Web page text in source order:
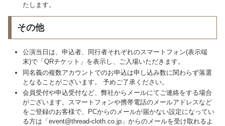
たします。
その他
公演当日は、申込者、同行者それぞれのスマートフォン(表示端
末)で「QRチケット」を表示し、ご入場いただきます。
同名義の複数アカウントでのお申込は申し込み数に関わらず落選
となることがございます。 予めご了承ください。
会員受付や申込受付など、弊社からメールにてご連絡をする場合
がございます。スマートフォンや携帯電話のメールアドレスなど
をご登録のお客様で、PCからのメールが届かない設定になってい
る方は「event@thread-cloth.co.jp」からのメールを受け取れるよ